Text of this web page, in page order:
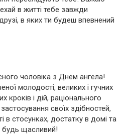
в житті тебе завжди
в яких ти будеш впевнений
чоловіка з Днем ангела!
молодості, великих і гучних
кроків і дій, раціонального
своїх здібностей,
в стосунках, достатку в домі та
щасливий!